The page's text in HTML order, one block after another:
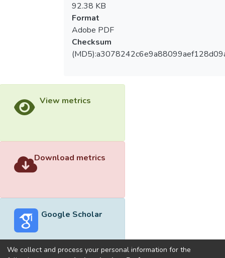
92.38 KB
Format
Adobe PDF
Checksum
View metrics
Download metrics
Google Scholar
We collect and process your personal information for the